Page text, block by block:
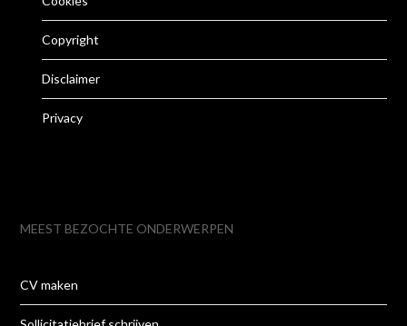
Copyright
Disclaimer
Privacy
MEEST BEZOCHTE ONDERWERPEN
CV maken